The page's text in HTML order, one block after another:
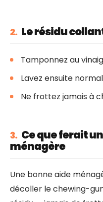
2. Le résidu
Tamponnez au
Lavez ensuite
Ne frottez jamais à
3. Ce que ferait
ménagère
Une bonne aide
décoller le chewing-